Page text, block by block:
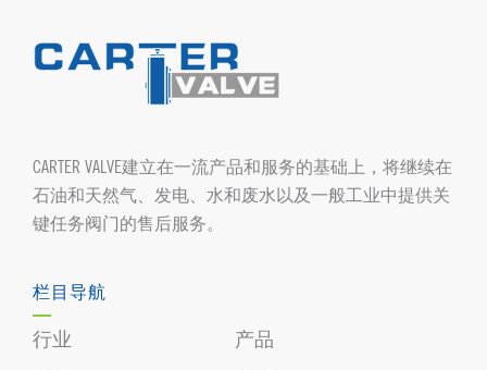
CARTER VALVE建立在一流产品和服务的基础上，将继续在
石油和天然气、发电、水和废水以及一般工业中提供关
键任务阀门的售后服务。
栏目导航
行业
产品